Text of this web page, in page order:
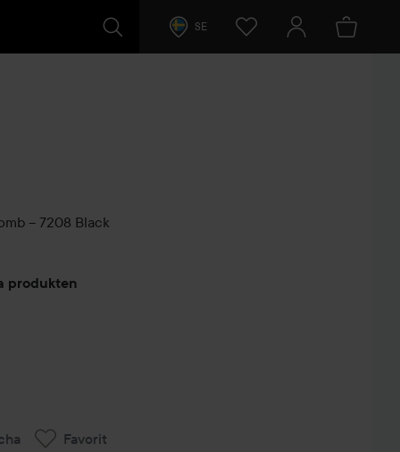
SE
– 7208 Black
produkten
Favorit